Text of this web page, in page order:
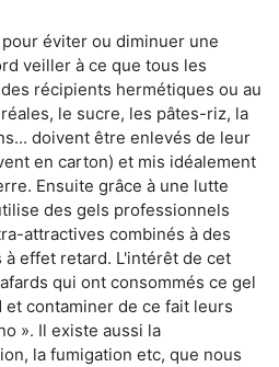
éviter ou diminuer une
veiller à ce que tous les
récipients hermétiques ou au
le sucre, les pâtes-riz, la
doivent être enlevés de leur
en carton) et mis idéalement
Ensuite grâce à une lutte
des gels professionnels
attractives combinés à des
effet retard. L'intérêt de cet
qui ont consommés ce gel
contaminer de ce fait leurs
». Il existe aussi la
la fumigation etc, que nous